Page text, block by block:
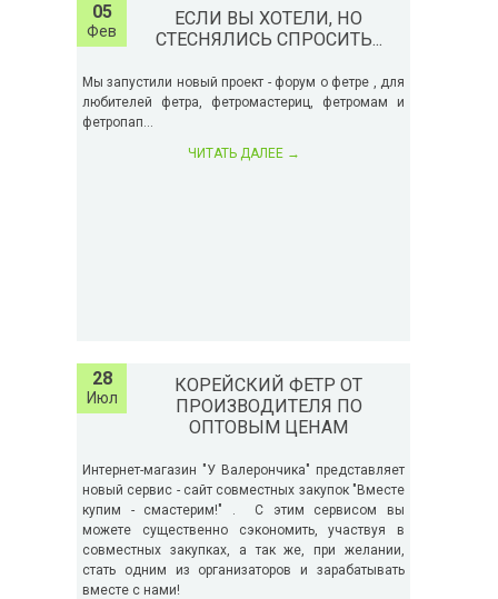
05
Фев
ЕСЛИ ВЫ ХОТЕЛИ, НО
СТЕСНЯЛИСЬ СПРОСИТЬ...
Мы запустили новый проект - форум о фетре , для
любителей фетра, фетромастериц, фетромам и
фетропап...
ЧИТАТЬ ДАЛЕЕ →
28
Июл
КОРЕЙСКИЙ ФЕТР ОТ
ПРОИЗВОДИТЕЛЯ ПО
ОПТОВЫМ ЦЕНАМ
Интернет-магазин "У Валерончика" представляет
новый сервис - сайт совместных закупок "Вместе
купим - смастерим!" . С этим сервисом вы
можете существенно сэкономить, участвуя в
совместных закупках, а так же, при желании,
стать одним из организаторов и зарабатывать
вместе с нами!